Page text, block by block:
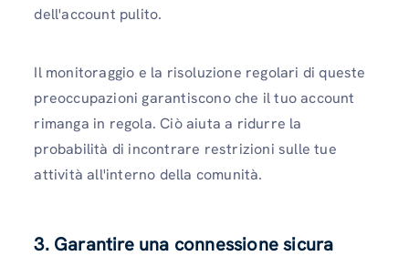
dell'account pulito.
Il monitoraggio e la risoluzione regolari di queste
preoccupazioni garantiscono che il tuo account
rimanga in regola. Ciò aiuta a ridurre la
probabilità di incontrare restrizioni sulle tue
attività all'interno della comunità.
3. Garantire una connessione sicura